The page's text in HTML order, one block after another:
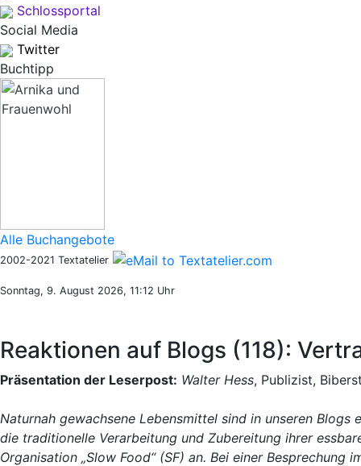
Schlossportal
Social Media
Twitter
Buchtipp
Alle Buchangebote
2002-2021 Textatelier
Sonntag, 9. August 2026, 11:12 Uhr
Reaktionen auf Blogs (118):
Präsentation der Leserpost: Walter Hess, Publizist,
Naturnah gewachsene Lebensmittel sind in unseren
die traditionelle Verarbeitung und Zubereitung ihrer
Organisation „Slow Food“ (SF) an. Bei einer Besprechung